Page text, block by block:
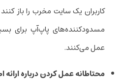
کاربران یک سایت مخرب را باز
مسدود‌کننده‌های پاپ‌آپ برای
عمل می‌کنند.
محتاطانه عمل کردن درباره ارائه